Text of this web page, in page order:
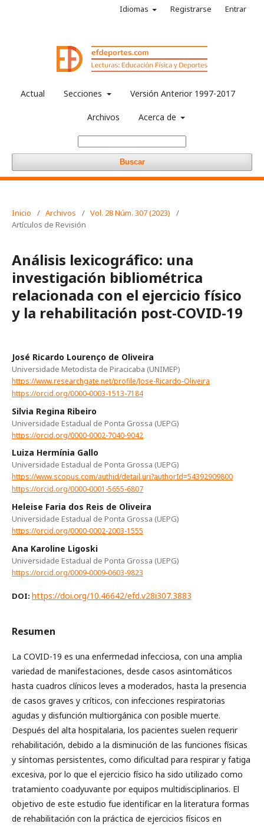
Actual Secciones Versión Anterior 1997-2017
Archivos Acerca de
Buscar
Idiomas Registrarse Entrar
Inicio / Archivos / Vol. 28 Núm. 307 (2023)
/
Artículos de Revisión
Análisis lexicográfico: una
investigación bibliométrica
relacionada con el ejercicio físico
y la rehabilitación post-COVID-19
José Ricardo Lourenço de Oliveira
Universidade Metodista de Piracicaba (UNIMEP)
https://www.researchgate.net/profile/Jose-Ricardo-Oliveira
https://orcid.org/0000-0003-1513-7184
Silvia Regina Ribeiro
Universidade Estadual de Ponta Grossa (UEPG)
https://orcid.org/0000-0002-7040-9042
Luiza Hermínia Gallo
Universidade Estadual de Ponta Grossa (UEPG)
https://www.scopus.com/authid/detail.uri?authorId=54392909800
https://orcid.org/0000-0001-5655-6807
Heleise Faria dos Reis de Oliveira
Universidade Estadual de Ponta Grossa (UEPG)
https://orcid.org/0000-0002-2003-1555
Ana Karoline Ligoski
Universidade Estadual de Ponta Grossa (UEPG)
https://orcid.org/0009-0009-0603-9823
DOI: https://doi.org/10.46642/efd.v28i307.3883
Resumen
La COVID-19 es una enfermedad infecciosa, con una amplia
variedad de manifestaciones, desde casos asintomáticos
hasta cuadros clínicos leves a moderados, hasta la presencia
de casos graves y críticos, con infecciones respiratorias
agudas y disfunción multiorgánica con posible muerte.
Después del alta hospitalaria, los pacientes suelen requerir
rehabilitación, debido a la disminución de las funciones físicas
y síntomas persistentes, como dificultad para respirar y fatiga
excesiva, por lo que el ejercicio físico ha sido utilizado como
tratamiento coadyuvante por equipos multidisciplinarios. El
objetivo de este estudio fue identificar en la literatura formas
de rehabilitación con la práctica de ejercicios físicos en